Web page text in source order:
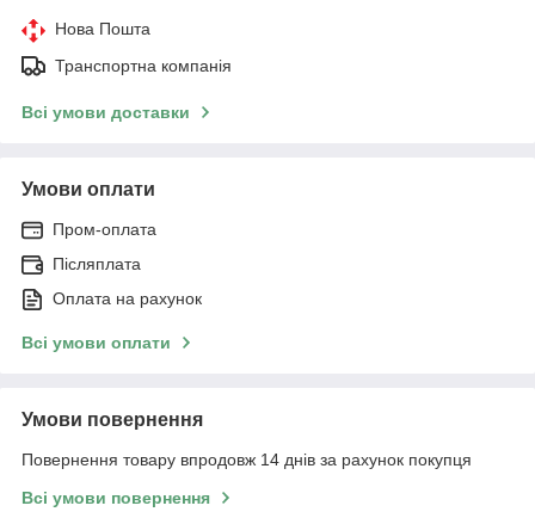
Нова Пошта
Транспортна компанія
Всі умови доставки
Умови оплати
Пром-оплата
Післяплата
Оплата на рахунок
Всі умови оплати
Умови повернення
Повернення товару впродовж 14 днів за рахунок покупця
Всі умови повернення